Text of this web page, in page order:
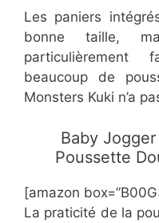
Les paniers
bonne taille,
particulièrement
beaucoup de
Monsters Kuki n’a
Baby
Poussette
[amazon
La praticité de la